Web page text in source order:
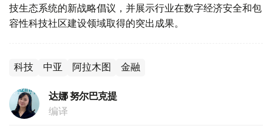
技生态系统的新战略倡议，并展示行业在数字经济安全和包
容性科技社区建设领域取得的突出成果。
科技 中亚 阿拉木图 金融
达娜 努尔巴克提
编译